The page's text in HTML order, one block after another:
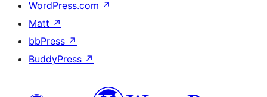
WordPress.com ↗
Matt ↗
bbPress ↗
BuddyPress ↗